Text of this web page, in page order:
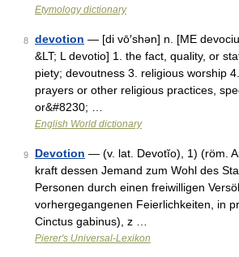
Etymology dictionary
8 devotion — [di vō′shən] n. [ME
&LT; L devotio] 1. the fact, quality, or
piety; devoutness 3. religious worship
prayers or other religious practices,
or&#8230; …
English World dictionary
9 Devotion — (v. lat. Devotĭo), 1) (röm.
kraft dessen Jemand zum Wohl des
Personen durch einen freiwilligen
vorhergegangenen Feierlichkeiten, in
Cinctus gabinus), z …
Pierer's Universal-Lexikon